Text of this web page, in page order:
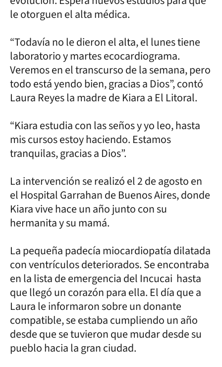
le otorguen el alta médica.
“Todavía no le dieron el alta, el lunes tiene
laboratorio y martes ecocardiograma.
Veremos en el transcurso de la semana, pero
todo está yendo bien, gracias a Dios”, contó
Laura Reyes la madre de Kiara a El Litoral.
“Kiara estudia con las seños y yo leo, hasta
mis cursos estoy haciendo. Estamos
tranquilas, gracias a Dios”.
La intervención se realizó el 2 de agosto en
el Hospital Garrahan de Buenos Aires, donde
Kiara vive hace un año junto con su
hermanita y su mamá.
La pequeña padecía miocardiopatía dilatada
con ventrículos deteriorados. Se encontraba
en la lista de emergencia del Incucai hasta
que llegó un corazón para ella. El día que a
Laura le informaron sobre un donante
compatible, se estaba cumpliendo un año
desde que se tuvieron que mudar desde su
pueblo hacia la gran ciudad.